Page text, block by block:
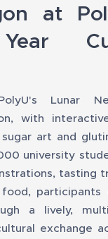
at
Lunar
with
art and
university
tasting
participants
a lively,
exchange